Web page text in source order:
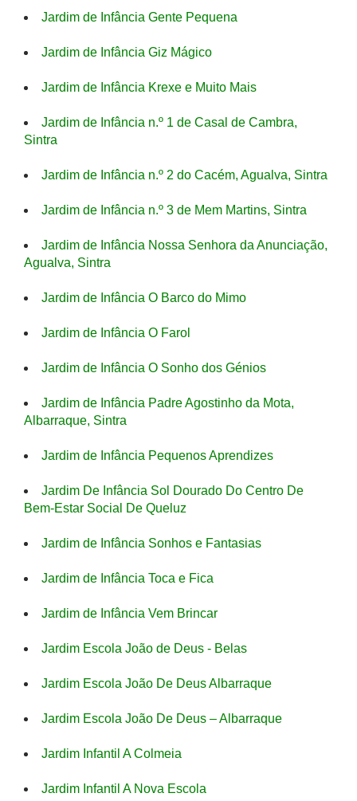
Jardim de Infância Gente Pequena
Jardim de Infância Giz Mágico
Jardim de Infância Krexe e Muito Mais
Jardim de Infância n.º 1 de Casal de Cambra,
Sintra
Jardim de Infância n.º 2 do Cacém, Agualva, Sintra
Jardim de Infância n.º 3 de Mem Martins, Sintra
Jardim de Infância Nossa Senhora da Anunciação,
Agualva, Sintra
Jardim de Infância O Barco do Mimo
Jardim de Infância O Farol
Jardim de Infância O Sonho dos Génios
Jardim de Infância Padre Agostinho da Mota,
Albarraque, Sintra
Jardim de Infância Pequenos Aprendizes
Jardim De Infância Sol Dourado Do Centro De
Bem-Estar Social De Queluz
Jardim de Infância Sonhos e Fantasias
Jardim de Infância Toca e Fica
Jardim de Infância Vem Brincar
Jardim Escola João de Deus - Belas
Jardim Escola João De Deus Albarraque
Jardim Escola João De Deus – Albarraque
Jardim Infantil A Colmeia
Jardim Infantil A Nova Escola